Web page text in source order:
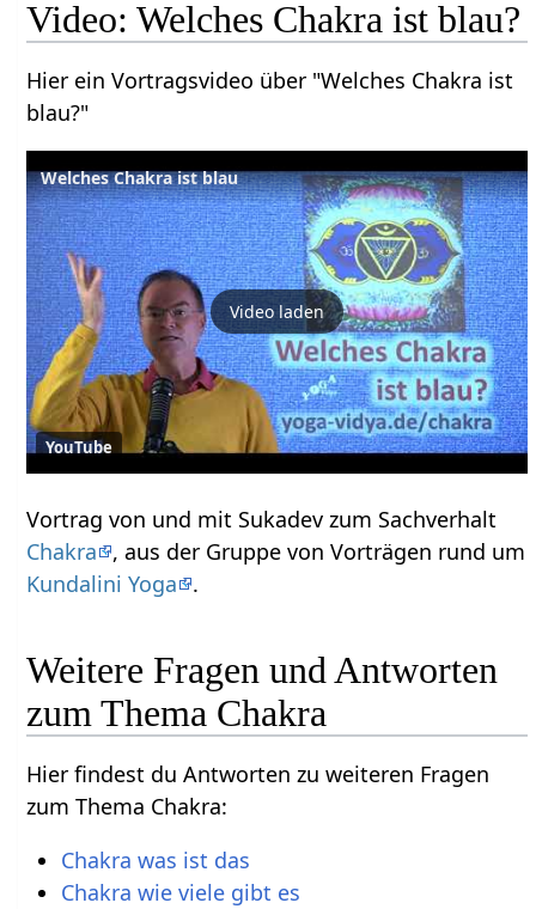
Video: Welches Chakra ist blau?
Hier ein Vortragsvideo über "Welches Chakra ist
blau?"
Welches Chakra ist blau
Video laden
YouTube
Vortrag von und mit Sukadev zum Sachverhalt
Chakra
, aus der Gruppe von Vorträgen rund um
Kundalini Yoga
.
Weitere Fragen und Antworten
zum Thema Chakra
Hier findest du Antworten zu weiteren Fragen
zum Thema Chakra:
Chakra was ist das
Chakra wie viele gibt es